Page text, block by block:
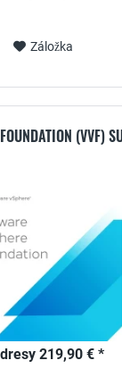
Záložka
(VVF)
219,90 € *